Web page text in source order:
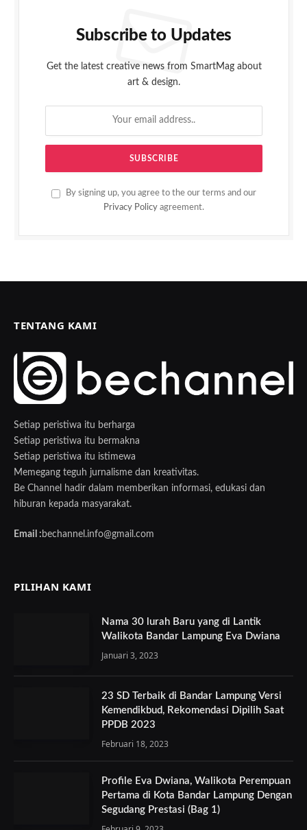
Subscribe to Updates
Get the latest creative news from SmartMag about
art & design.
By signing up, you agree to the our terms and our
Privacy Policy agreement.
TENTANG KAMI
Setiap peristiwa itu berharga
Setiap peristiwa itu bermakna
Setiap peristiwa itu istimewa
Memegang teguh jurnalisme dan kreativitas.
Be Channel hadir dalam memberikan informasi, edukasi dan
hiburan kepada masyarakat.
Email : bechannel.info@gmail.com
PILIHAN KAMI
Nama 30 lurah Baru yang di Lantik
Walikota Bandar Lampung Eva Dwiana
Januari 3, 2023
23 SD Terbaik di Bandar Lampung Versi
Kemendikbud, Rekomendasi Dipilih Saat
PPDB 2023
Februari 18, 2023
Profile Eva Dwiana, Walikota Perempuan
Pertama di Kota Bandar Lampung Dengan
Segudang Prestasi (Bag 1)